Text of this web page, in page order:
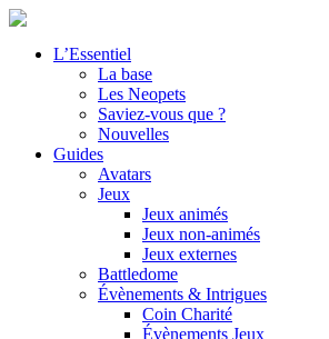
L’Essentiel
La base
Les Neopets
Saviez-vous que ?
Nouvelles
Guides
Avatars
Jeux
Jeux animés
Jeux non-animés
Jeux externes
Battledome
Évènements & Intrigues
Coin Charité
Évènements Jeux